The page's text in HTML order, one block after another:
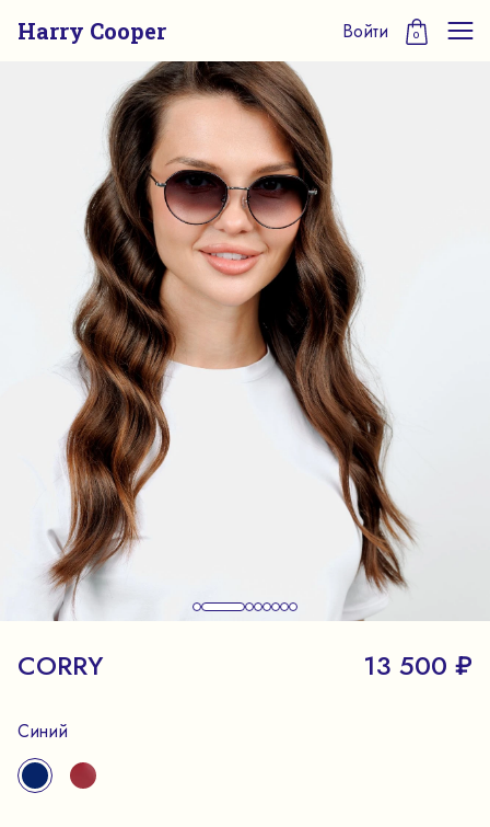
Harry Cooper Войти 0
CORRY 13 500 ₽
Синий